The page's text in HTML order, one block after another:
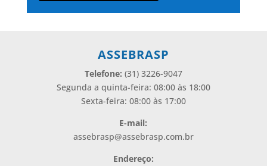
ASSEBRASP
Telefone: (31) 3226-9047
Segunda a quinta-feira: 08:00 às 18:00
Sexta-feira: 08:00 às 17:00
E-mail:
assebrasp@assebrasp.com.br
Endereço: